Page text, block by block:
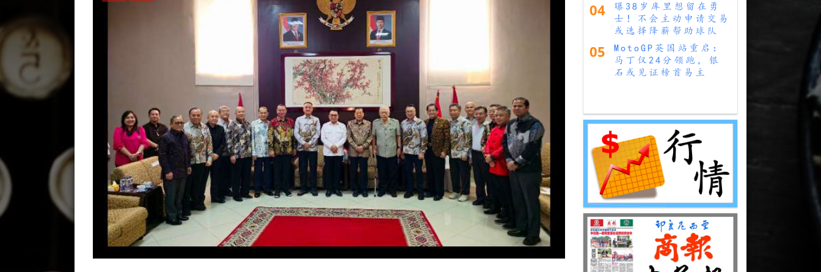
04
曝38岁库里想留在勇
士！不会主动申请交易
或选择降薪帮助球队
05
MotoGP英国站重启：
马丁仅24分领跑，银
石或见证榜首易主